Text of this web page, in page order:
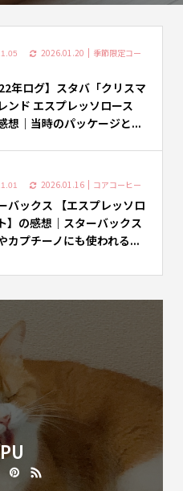
2026.01.20
季節限定コー
年ログ】スタバ「クリスマ
ンド エスプレッソロース
想｜当時のパッケージと...
2026.01.16 コアコーヒー
バックス 【エスプレッソロ
】の感想｜スターバックス
カプチーノにも使われる...